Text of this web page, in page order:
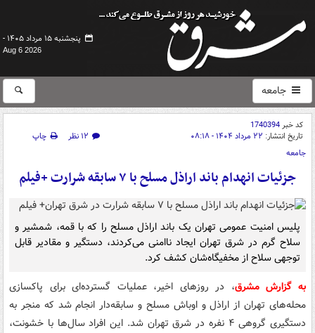
پنجشنبه ۱۵ مرداد ۱۴۰۵ -
Aug 6 2026
جامعه
کد خبر1740394
تاریخ انتشار: ۲۲ مرداد ۱۴۰۴ - ۰۸:۱۸ ۱۲ نظر
چاپ
جامعه
جزئیات انهدام باند اراذل مسلح با ۷ سابقه شرارت +فیلم
پلیس امنیت عمومی تهران یک باند اراذل مسلح را که با قمه، شمشیر و
سلاح گرم در شرق تهران ایجاد ناامنی می‌کردند، دستگیر و مقادیر قابل
توجهی سلاح از مخفیگاه‌شان کشف کرد.
به گزارش مشرق، در روزهای اخیر، عملیات گسترده‌ای برای پاکسازی
محله‌های تهران از اراذل و اوباش مسلح و سابقه‌دار انجام شد که منجر به
دستگیری گروهی ۴ نفره در شرق تهران شد. این افراد سال‌ها با خشونت،